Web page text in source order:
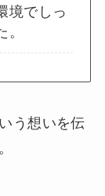
境でしっ
う想いを伝